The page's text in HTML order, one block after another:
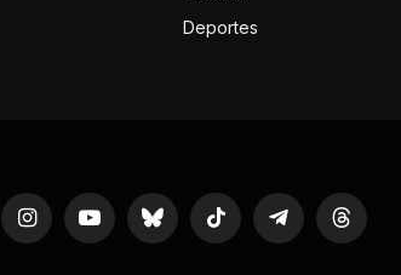
Deportes
InstagramYouTubeBluesky TikTok TelegramThreads